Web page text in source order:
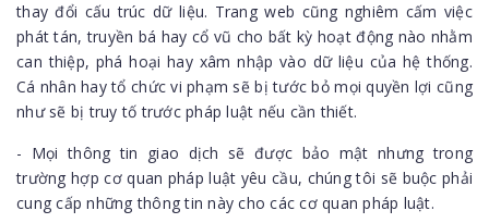
thay đổi cấu trúc dữ liệu. Trang web cũng nghiêm cấm việc
phát tán, truyền bá hay cổ vũ cho bất kỳ hoạt động nào nhằm
can thiệp, phá hoại hay xâm nhập vào dữ liệu của hệ thống.
Cá nhân hay tổ chức vi phạm sẽ bị tước bỏ mọi quyền lợi cũng
như sẽ bị truy tố trước pháp luật nếu cần thiết.
- Mọi thông tin giao dịch sẽ được bảo mật nhưng trong
trường hợp cơ quan pháp luật yêu cầu, chúng tôi sẽ buộc phải
cung cấp những thông tin này cho các cơ quan pháp luật.